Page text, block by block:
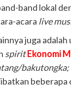
band lokal
acara live
juga adalah
spirit Ekonomi
bakutongka;
beberapa